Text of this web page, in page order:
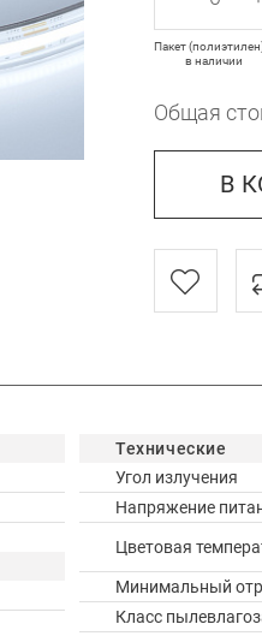
Пакет
в наличии
Общая
В
Технические
Угол излучения
Напряжение
Цветовая
Минимальный
Класс